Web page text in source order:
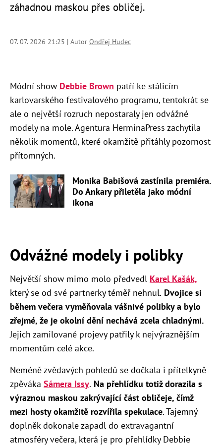
záhadnou maskou přes obličej.
07. 07. 2026 21:25 | Autor Ondřej Hudec
Módní show Debbie Brown patří ke stálicím
karlovarského festivalového programu, tentokrát se
ale o největší rozruch nepostaraly jen odvážné
modely na mole. Agentura HerminaPress zachytila
několik momentů, které okamžitě přitáhly pozornost
přítomných.
Monika Babišová zastínila premiéra.
Do Ankary přiletěla jako módní
ikona
Odvážné modely i polibky
Největší show mimo molo předvedl Karel Kašák,
který se od své partnerky téměř nehnul. Dvojice si
během večera vyměňovala vášnivé polibky a bylo
zřejmé, že je okolní dění nechává zcela chladnými.
Jejich zamilované projevy patřily k nejvýraznějším
momentům celé akce.
Neméně zvědavých pohledů se dočkala i přítelkyně
zpěváka Sámera Issy. Na přehlídku totiž dorazila s
výraznou maskou zakrývající část obličeje, čímž
mezi hosty okamžitě rozvířila spekulace. Tajemný
doplněk dokonale zapadl do extravagantní
atmosféry večera, která je pro přehlídky Debbie